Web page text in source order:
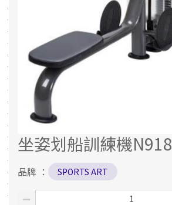
坐姿划船訓練機N918
品牌 ： SPORTS ART